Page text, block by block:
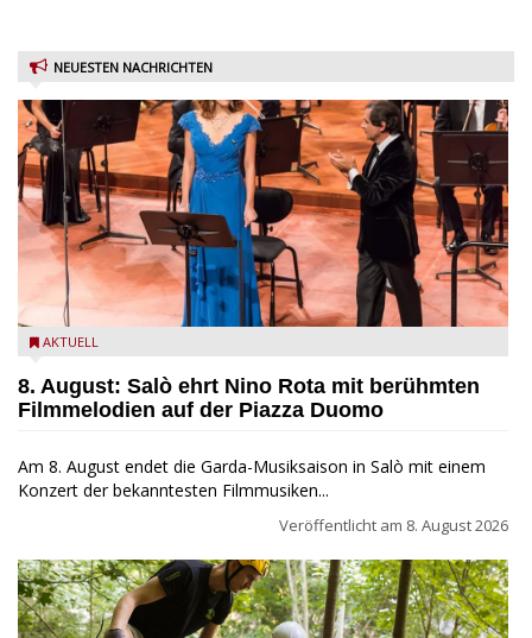
NEUESTEN NACHRICHTEN
Estate Musicale del Garda: Salò ehrt Nino Rota
AKTUELL
8. August: Salò ehrt Nino Rota mit berühmten
Filmmelodien auf der Piazza Duomo
Am 8. August endet die Garda-Musiksaison in Salò mit einem
Konzert der bekanntesten Filmmusiken...
Veröffentlicht am 8. August 2026